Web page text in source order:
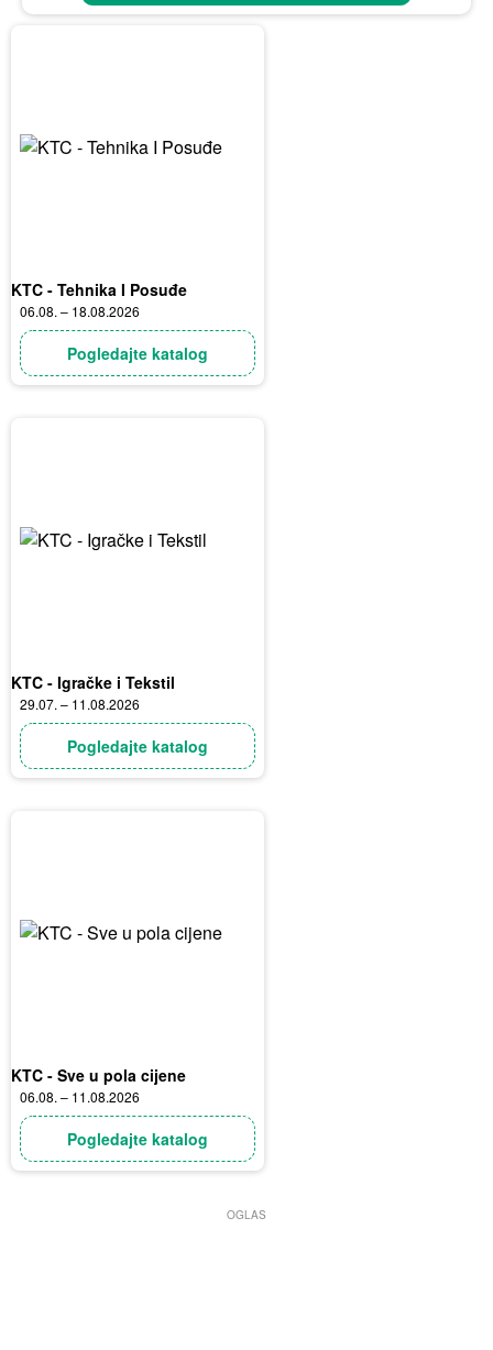
KTC - Tehnika I Posuđe
06.08. – 18.08.2026
Pogledajte katalog
KTC - Igračke i Tekstil
29.07. – 11.08.2026
Pogledajte katalog
KTC - Sve u pola cijene
06.08. – 11.08.2026
Pogledajte katalog
OGLAS